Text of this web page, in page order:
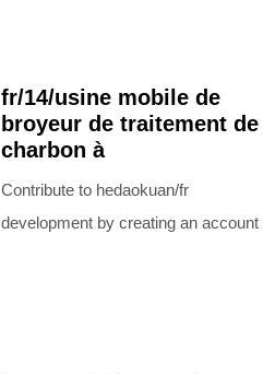
fr/14/usine mobile de
broyeur de traitement de
charbon à
Contribute to hedaokuan/fr
development by creating an account